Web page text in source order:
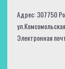
Адрес: 307750
Электронная